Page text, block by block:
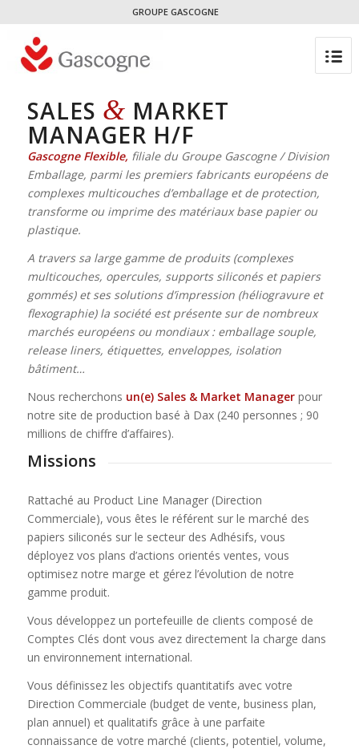
GROUPE GASCOGNE
SALES & MARKET
MANAGER H/F
Gascogne Flexible, filiale du Groupe Gascogne / Division
Emballage, parmi les premiers fabricants européens de
complexes multicouches d’emballage et de protection,
transforme ou imprime des matériaux base papier ou
plastique.
A travers sa large gamme de produits (complexes
multicouches, opercules, supports siliconés et papiers
gommés) et ses solutions d’impression (héliogravure et
flexographie) la société est présente sur de nombreux
marchés européens ou mondiaux : emballage souple,
release liners, étiquettes, enveloppes, isolation
bâtiment…
Nous recherchons un(e) Sales & Market Managerpour
notre site de production basé à Dax (240 personnes ; 90
millions de chiffre d’affaires).
Missions
Rattaché au Product Line Manager (Direction
Commerciale), vous êtes le référent sur le marché des
papiers siliconés sur le secteur des Adhésifs, vous
déployez vos plans d’actions orientés ventes, vous
optimisez notre marge et gérez l’évolution de notre
gamme produit.
Vous développez un portefeuille de clients composé de
Comptes Clés dont vous avez directement la charge dans
un environnement international.
Vous définissez les objectifs quantitatifs avec votre
Direction Commerciale (budget de vente, business plan,
plan annuel) et qualitatifs grâce à une parfaite
connaissance de votre marché (clients, potentiel, volume,